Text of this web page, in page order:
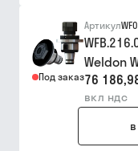
Под заказ
Артикул
Weldon
76
вкл ндс